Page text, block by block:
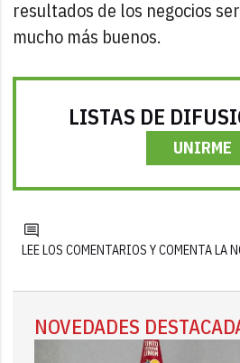
resultados de los negocios
mucho más buenos.
LISTAS DE
UNIRME
LEE LOS COMENTARIOS Y COMENTA LA
NOVEDADES